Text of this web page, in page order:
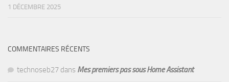
1 DÉCEMBRE 2025
COMMENTAIRES RÉCENTS
technoseb27 dans Mes premiers pas sous Home Assistant